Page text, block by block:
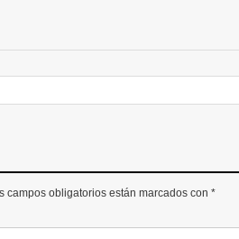
campos obligatorios están marcados con *